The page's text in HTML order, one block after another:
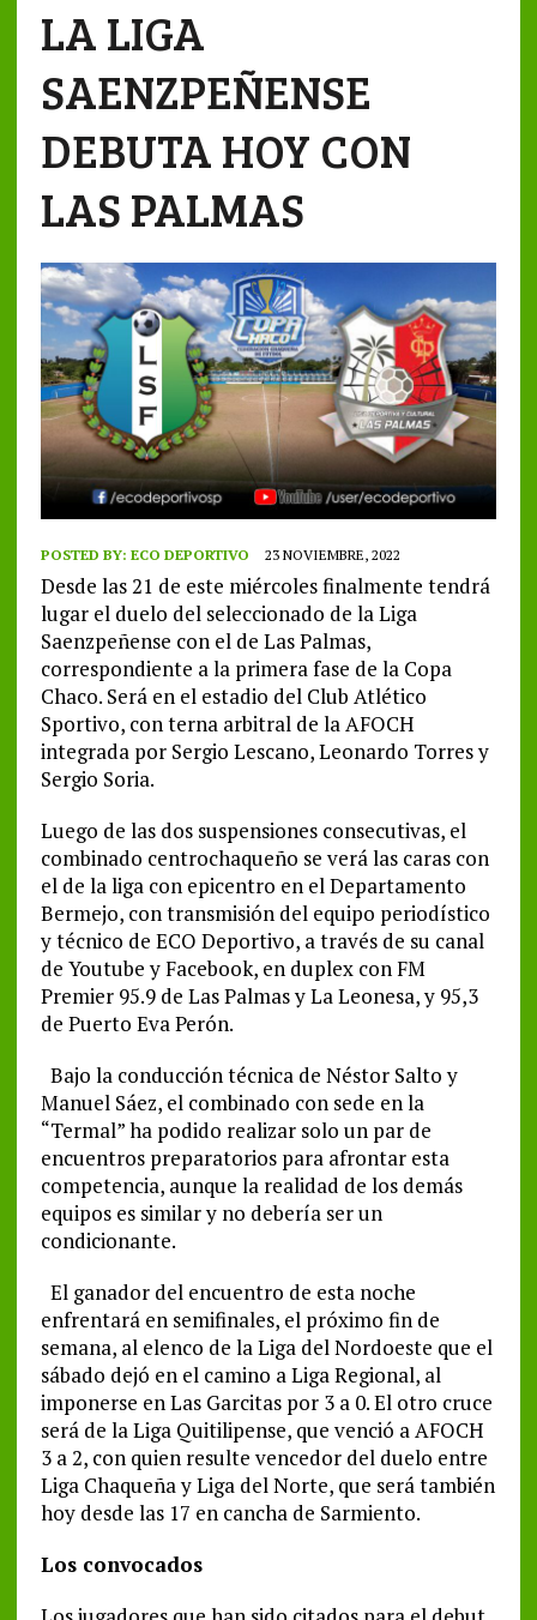
LA LIGA
SAENZPEÑENSE
DEBUTA HOY CON
LAS PALMAS
POSTED BY: ECO DEPORTIVO 23 NOVIEMBRE, 2022
Desde las 21 de este miércoles finalmente tendrá
lugar el duelo del seleccionado de la Liga
Saenzpeñense con el de Las Palmas,
correspondiente a la primera fase de la Copa
Chaco. Será en el estadio del Club Atlético
Sportivo, con terna arbitral de la AFOCH
integrada por Sergio Lescano, Leonardo Torres y
Sergio Soria.
Luego de las dos suspensiones consecutivas, el
combinado centrochaqueño se verá las caras con
el de la liga con epicentro en el Departamento
Bermejo, con transmisión del equipo periodístico
y técnico de ECO Deportivo, a través de su canal
de Youtube y Facebook, en duplex con FM
Premier 95.9 de Las Palmas y La Leonesa, y 95,3
de Puerto Eva Perón.
Bajo la conducción técnica de Néstor Salto y
Manuel Sáez, el combinado con sede en la
“Termal” ha podido realizar solo un par de
encuentros preparatorios para afrontar esta
competencia, aunque la realidad de los demás
equipos es similar y no debería ser un
condicionante.
El ganador del encuentro de esta noche
enfrentará en semifinales, el próximo fin de
semana, al elenco de la Liga del Nordoeste que el
sábado dejó en el camino a Liga Regional, al
imponerse en Las Garcitas por 3 a 0. El otro cruce
será de la Liga Quitilipense, que venció a AFOCH
3 a 2, con quien resulte vencedor del duelo entre
Liga Chaqueña y Liga del Norte, que será también
hoy desde las 17 en cancha de Sarmiento.
Los convocados